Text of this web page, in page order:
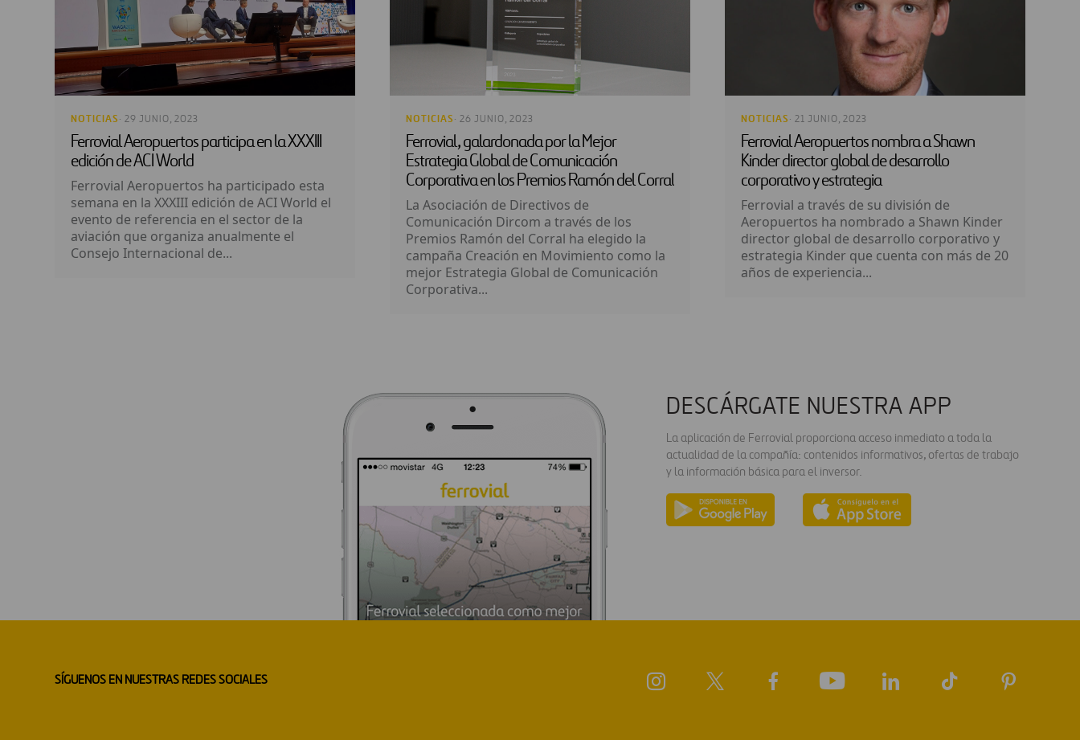
NOTICIAS · 29 JUNIO, 2023
Ferrovial Aeropuertos participa en la XXXIII
edición de ACI World
Ferrovial Aeropuertos ha participado esta
semana en la XXXIII edición de ACI World el
evento de referencia en el sector de la
aviación que organiza anualmente el
Consejo Internacional de...
NOTICIAS · 26 JUNIO, 2023
Ferrovial, galardonada por la Mejor
Estrategia Global de Comunicación
Corporativa en los Premios Ramón del Corral
La Asociación de Directivos de
Comunicación Dircom a través de los
Premios Ramón del Corral ha elegido la
campaña Creación en Movimiento como la
mejor Estrategia Global de Comunicación
Corporativa...
NOTICIAS · 21 JUNIO, 2023
Ferrovial Aeropuertos nombra a Shawn
Kinder director global de desarrollo
corporativo y estrategia
Ferrovial a través de su división de
Aeropuertos ha nombrado a Shawn Kinder
director global de desarrollo corporativo y
estrategia Kinder que cuenta con más de 20
años de experiencia...
DESCÁRGATE NUESTRA APP
La aplicación de Ferrovial proporciona acceso inmediato a toda la
actualidad de la compañía: contenidos informativos, ofertas de trabajo
y la información básica para el inversor.
SÍGUENOS EN NUESTRAS REDES SOCIALES